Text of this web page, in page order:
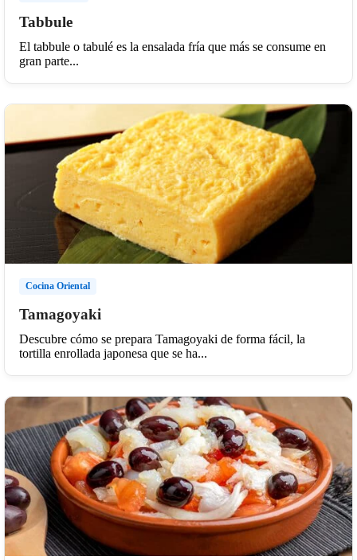
Tabbule
El tabbule o tabulé es la ensalada fría que más se consume en
gran parte...
Cocina Oriental
Tamagoyaki
Descubre cómo se prepara Tamagoyaki de forma fácil, la
tortilla enrollada japonesa que se ha...